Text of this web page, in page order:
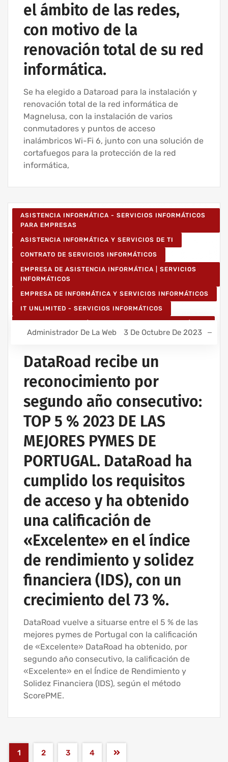
el ámbito de las redes,
con motivo de la
renovación total de su red
informática.
Se ha elegido a Dataroad para la instalación y
renovación total de la red informática de
Magnelusa, con la instalación de varios
conmutadores y puntos de acceso
inalámbricos Wi-Fi 6, junto con una solución de
cortafuegos para la protección de la red
informática,
ASISTENCIA INFORMÁTICA - SERVICIOS INFORMÁTICOS
PARA EMPRESAS
ASISTENCIA INFORMÁTICA Y SERVICIOS DE TI
CONTRATO DE SERVICIOS INFORMÁTICOS
EMPRESA DE ASISTENCIA INFORMÁTICA | SERVICIOS
INFORMÁTICOS
EMPRESA DE INFORMÁTICA Y SERVICIOS INFORMÁTICOS
IT UNLIMITED - SERVICIOS INFORMÁTICOS
Administrador De La Web 3 De Octubre De 2023
DataRoad recibe un
reconocimiento por
segundo año consecutivo:
TOP 5 % 2023 DE LAS
MEJORES PYMES DE
PORTUGAL. DataRoad ha
cumplido los requisitos
de acceso y ha obtenido
una calificación de
«Excelente» en el índice
de rendimiento y solidez
financiera (IDS), con un
crecimiento del 73 %.
DataRoad vuelve a situarse entre el 5 % de las
mejores pymes de Portugal con la calificación
de «Excelente» DataRoad ha obtenido, por
segundo año consecutivo, la calificación de
«Excelente» en el Índice de Rendimiento y
Solidez Financiera (IDS), según el método
ScorePME.
1 2 3 4